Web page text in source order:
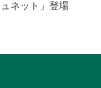
ュネット」登場